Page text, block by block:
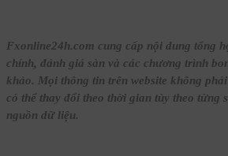
Fxonline24h.com cung cấp nội dung tổng
chính, đánh giá sàn và các chương trình
khảo. Mọi thông tin trên website không
có thể thay đổi theo thời gian tùy theo từng
nguồn dữ liệu.